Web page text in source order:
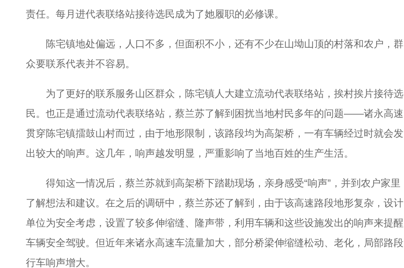
责任。每月进代表联络站接待选民成为了她履职的必修课。
陈宅镇地处偏远，人口不多，但面积不小，还有不少在山坳山顶的村落和农户，群
众要联系代表并不容易。
为了更好的联系服务山区群众，陈宅镇人大建立流动代表联络站，挨村挨片接待选
民。也正是通过流动代表联络站，蔡兰苏了解到困扰当地村民多年的问题——诸永高速
贯穿陈宅镇擂鼓山村而过，由于地形限制，该路段均为高架桥，一有车辆经过时就会发
出较大的响声。这几年，响声越发明显，严重影响了当地百姓的生产生活。
得知这一情况后，蔡兰苏就到高架桥下踏勘现场，亲身感受“响声”，并到农户家里
了解想法和建议。在之后的调研中，蔡兰苏还了解到，由于该高速路段地形复杂，设计
单位为安全考虑，设置了较多伸缩缝、隆声带，利用车辆和这些设施发出的响声来提醒
车辆安全驾驶。但近年来诸永高速车流量加大，部分桥梁伸缩缝松动、老化，局部路段
行车响声增大。